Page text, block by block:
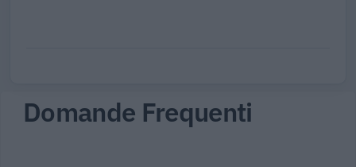
Domande Frequenti